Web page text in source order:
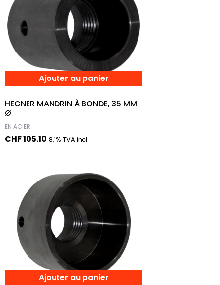
Ajouter au panier
HEGNER MANDRIN À BONDE, 35 MM
Ø
EN ACIER
CHF105.10 8.1% TVA incl
Ajouter au panier